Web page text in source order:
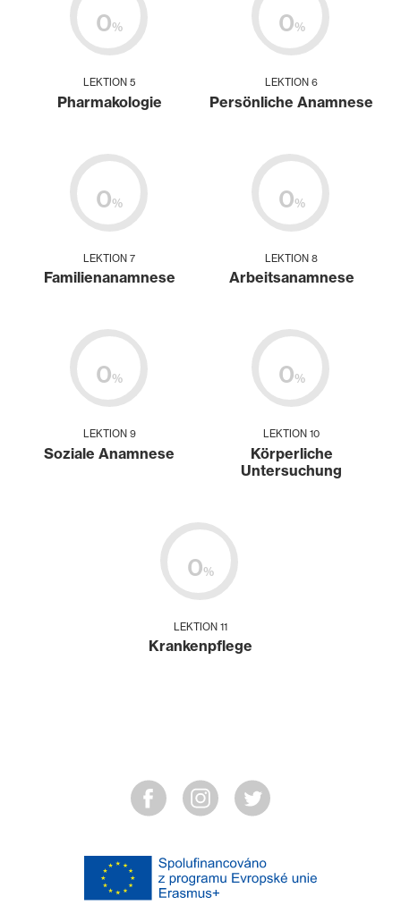
0%
LEKTION 5
Pharmakologie
0%
LEKTION 6
Persönliche Anamnese
0%
LEKTION 7
Familienanamnese
0%
LEKTION 8
Arbeitsanamnese
0%
LEKTION 9
Soziale Anamnese
0%
LEKTION 10
Körperliche
Untersuchung
0%
LEKTION 11
Krankenpflege